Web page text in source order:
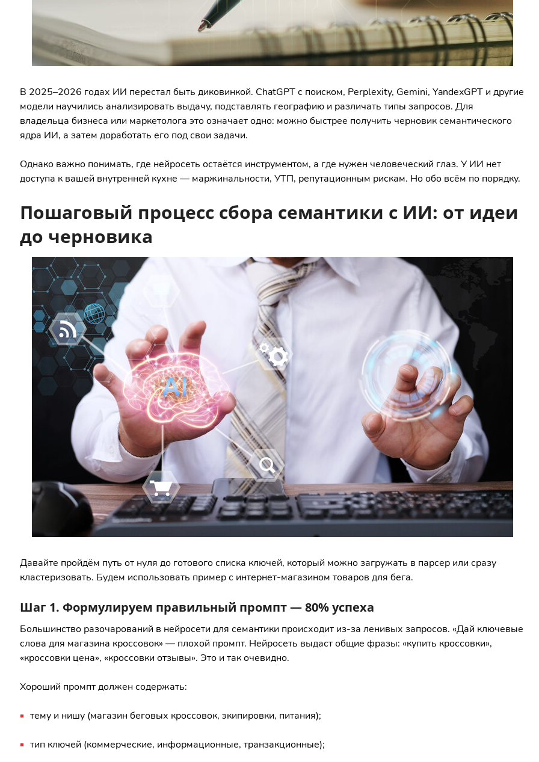
В 2025–2026 годах ИИ перестал быть диковинкой. ChatGPT с поиском, Perplexity, Gemini, YandexGPT и другие
модели научились анализировать выдачу, подставлять географию и различать типы запросов. Для
владельца бизнеса или маркетолога это означает одно: можно быстрее получить черновик семантического
ядра ИИ, а затем доработать его под свои задачи.
Однако важно понимать, где нейросеть остаётся инструментом, а где нужен человеческий глаз. У ИИ нет
доступа к вашей внутренней кухне — маржинальности, УТП, репутационным рискам. Но обо всём по порядку.
Пошаговый процесс сбора семантики с ИИ: от идеи
до черновика
Давайте пройдём путь от нуля до готового списка ключей, который можно загружать в парсер или сразу
кластеризовать. Будем использовать пример с интернет-магазином товаров для бега.
Шаг 1. Формулируем правильный промпт — 80% успеха
Большинство разочарований в нейросети для семантики происходит из-за ленивых запросов. «Дай ключевые
слова для магазина кроссовок» — плохой промпт. Нейросеть выдаст общие фразы: «купить кроссовки»,
«кроссовки цена», «кроссовки отзывы». Это и так очевидно.
Хороший промпт должен содержать:
тему и нишу (магазин беговых кроссовок, экипировки, питания);
тип ключей (коммерческие, информационные, транзакционные);